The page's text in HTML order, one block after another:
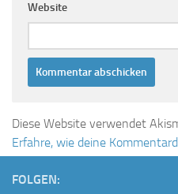
Website
Diese Website verwendet
Erfahre, wie deine
FOLGEN: